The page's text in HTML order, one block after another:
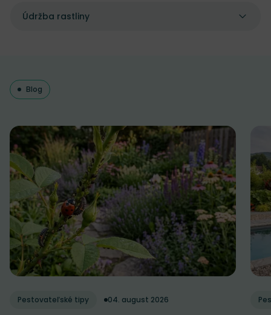
Údržba rastliny
Blog
Pestovateľské tipy 04. august 2026